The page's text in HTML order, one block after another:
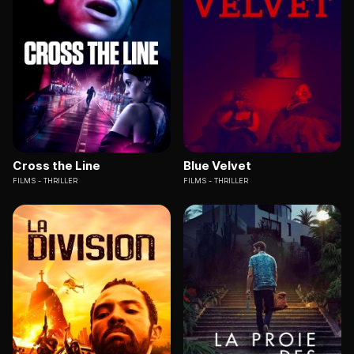
Cross the Line
FILMS THRILLER
Blue Velvet
FILMS THRILLER